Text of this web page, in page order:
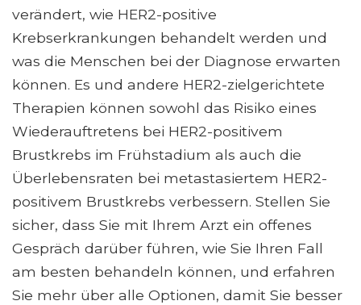
verändert, wie HER2-positive
Krebserkrankungen behandelt werden und
was die Menschen bei der Diagnose erwarten
können. Es und andere HER2-zielgerichtete
Therapien können sowohl das Risiko eines
Wiederauftretens bei HER2-positivem
Brustkrebs im Frühstadium als auch die
Überlebensraten bei metastasiertem HER2-
positivem Brustkrebs verbessern. Stellen Sie
sicher, dass Sie mit Ihrem Arzt ein offenes
Gespräch darüber führen, wie Sie Ihren Fall
am besten behandeln können, und erfahren
Sie mehr über alle Optionen, damit Sie besser